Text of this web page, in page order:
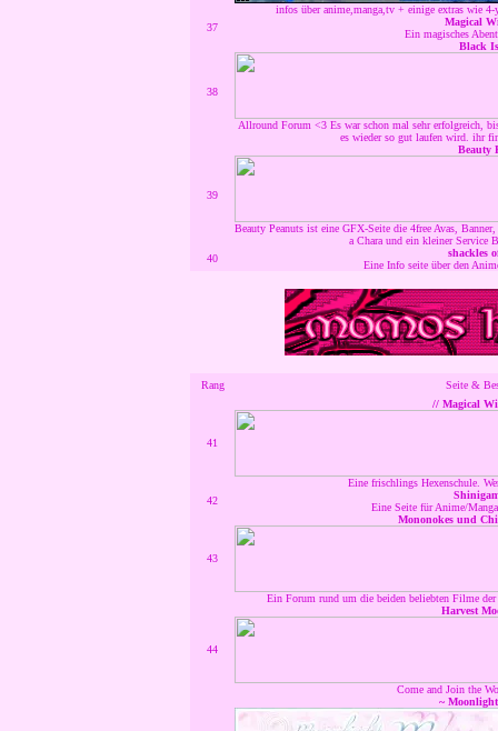
infos über anime,manga,tv + einige extras wie
37
Magical
Ein magisches
38
Black
Allround Forum <3 Es war schon mal sehr erfolgreich,
es wieder so gut laufen wird. ihr
39
Beauty
Beauty Peanuts ist eine GFX-Seite die 4free Avas,
a Chara und ein kleiner Service
40
shackles
Eine Info seite über den
Rang Seite &
41
// Magical
Eine frischlings Hexenschule.
42
Eine Seite für Anime/
43
Mononokes und
Ein Forum rund um die beiden beliebten Filme
44
Harvest
Come and Join the
~